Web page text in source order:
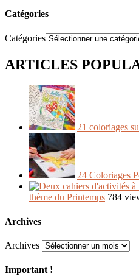
Catégories
Catégories
ARTICLES
21 coloriages
24 Coloriages
thème du Printemps 784
Archives
Archives
Important !